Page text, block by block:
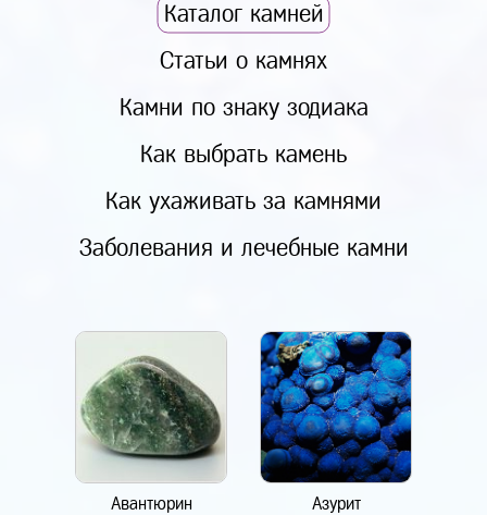
Каталог камней
Статьи о камнях
Камни по знаку зодиака
Как выбрать камень
Как ухаживать за камнями
Заболевания и лечебные камни
Авантюрин Азурит